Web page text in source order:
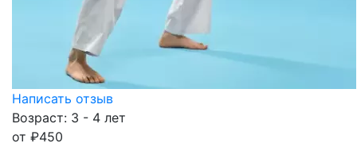
Написать отзыв
Возраст: 3 - 4 лет
от ₽450